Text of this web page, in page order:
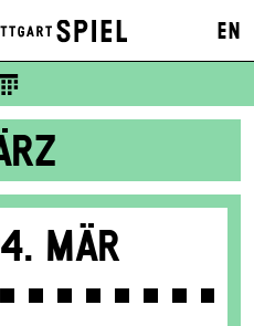
EN
Mär